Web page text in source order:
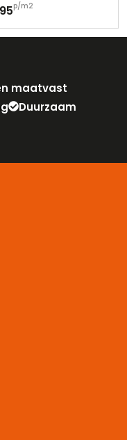
p/m2
maatvast
Duurzaam